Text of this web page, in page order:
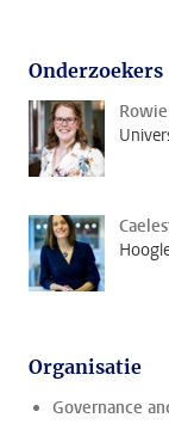
Onderzoekers
Organisatie
Governance